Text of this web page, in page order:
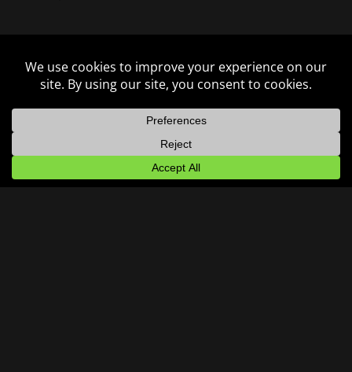
Video
DATA:
6 Giugno 2023
CLIENTE:
Fiabamusic
CREDITI: